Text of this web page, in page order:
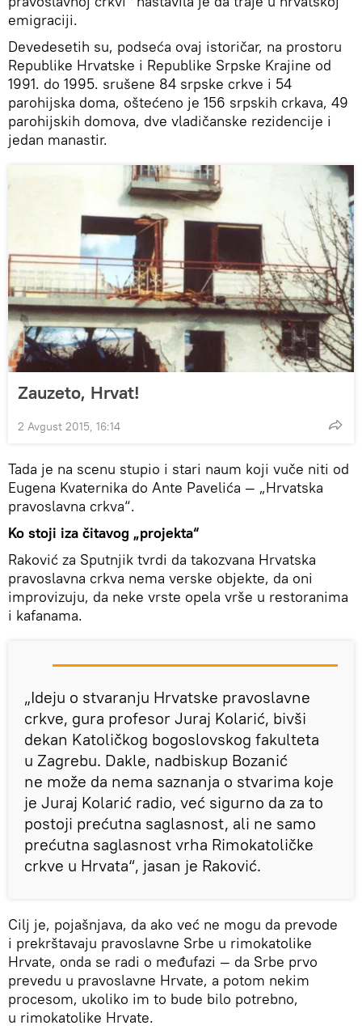
emigraciji.
Devedesetih su, podseća ovaj istoričar, na prostoru
Republike Hrvatske i Republike Srpske Krajine od
1991. do 1995. srušene 84 srpske crkve i 54
parohijska doma, oštećeno je 156 srpskih crkava, 49
parohijskih domova, dve vladičanske rezidencije i
jedan manastir.
Zauzeto, Hrvat!
2 Avgust 2015, 16:14
Tada je na scenu stupio i stari naum koji vuče niti od
Eugena Kvaternika do Ante Pavelića — „Hrvatska
pravoslavna crkva“.
Ko stoji iza čitavog „projekta“
Raković za Sputnjik tvrdi da takozvana Hrvatska
pravoslavna crkva nema verske objekte, da oni
improvizuju, da neke vrste opela vrše u restoranima
i kafanama.
„Ideju o stvaranju Hrvatske pravoslavne
crkve, gura profesor Juraj Kolarić, bivši
dekan Katoličkog bogoslovskog fakulteta
u Zagrebu. Dakle, nadbiskup Bozanić
ne može da nema saznanja o stvarima koje
je Juraj Kolarić radio, već sigurno da za to
postoji prećutna saglasnost, ali ne samo
prećutna saglasnost vrha Rimokatoličke
crkve u Hrvata“, jasan je Raković.
Cilj je, pojašnjava, da ako već ne mogu da prevode
i prekrštavaju pravoslavne Srbe u rimokatolike
Hrvate, onda se radi o međufazi — da Srbe prvo
prevedu u pravoslavne Hrvate, a potom nekim
procesom, ukoliko im to bude bilo potrebno,
u rimokatolike Hrvate.